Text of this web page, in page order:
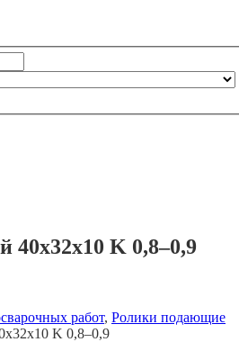
K 0,8–0,9
работ, Ролики подающие
K 0,8–0,9